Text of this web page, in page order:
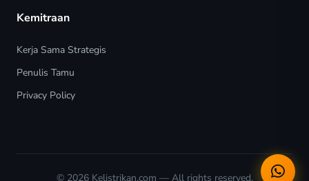
Kemitraan
Kerja Sama Strategis
Penulis Tamu
Privacy Policy
© 2026 Kelistrikan.com — All rights reserved.